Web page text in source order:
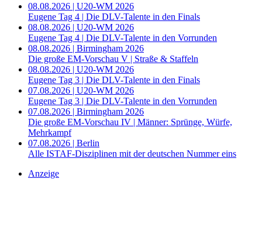
08.08.2026 | U20-WM 2026
Eugene Tag 4 | Die DLV-Talente in den Finals
08.08.2026 | U20-WM 2026
Eugene Tag 4 | Die DLV-Talente in den Vorrunden
08.08.2026 | Birmingham 2026
Die große EM-Vorschau V | Straße & Staffeln
08.08.2026 | U20-WM 2026
Eugene Tag 3 | Die DLV-Talente in den Finals
07.08.2026 | U20-WM 2026
Eugene Tag 3 | Die DLV-Talente in den Vorrunden
07.08.2026 | Birmingham 2026
Die große EM-Vorschau IV | Männer: Sprünge, Würfe,
Mehrkampf
07.08.2026 | Berlin
Alle ISTAF-Disziplinen mit der deutschen Nummer eins
Anzeige